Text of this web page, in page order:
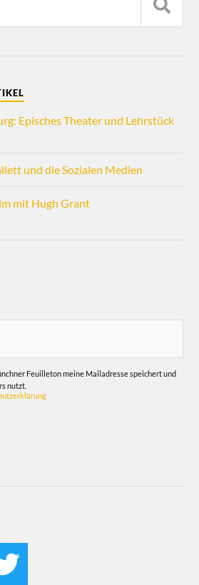
Episches Theater und Lehrstück
und die Sozialen Medien
mit Hugh Grant
Feuilleton meine Mailadresse speichert und
nutzt.